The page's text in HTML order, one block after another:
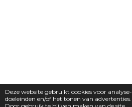
Deze website gebruikt cookies voor analyse-
doeleinden en/of het tonen van advertenties.